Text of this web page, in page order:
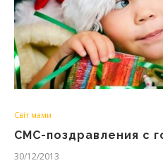
Світ мами
СМС-поздравления с
30/12/2013